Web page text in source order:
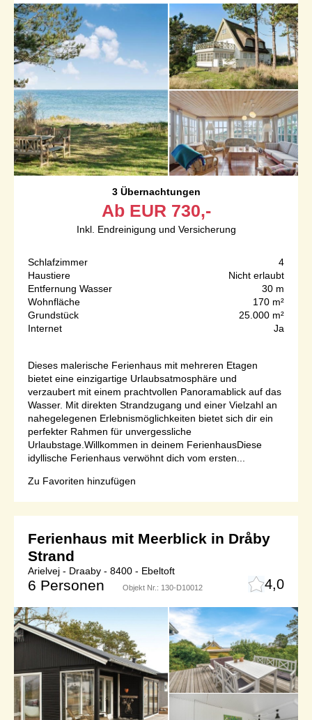
3 Übernachtungen
Ab EUR 730,-
Inkl. Endreinigung und Versicherung
Schlafzimmer
4
Haustiere
Nicht erlaubt
Entfernung Wasser
30 m
Wohnfläche
170 m²
Grundstück
25.000 m²
Internet
Ja
Dieses malerische Ferienhaus mit mehreren Etagen
bietet eine einzigartige Urlaubsatmosphäre und
verzaubert mit einem prachtvollen Panoramablick auf das
Wasser. Mit direkten Strandzugang und einer Vielzahl an
nahegelegenen Erlebnismöglichkeiten bietet sich dir ein
perfekter Rahmen für unvergessliche
Urlaubstage.Willkommen in deinem FerienhausDiese
idyllische Ferienhaus verwöhnt dich vom ersten...
Zu Favoriten hinzufügen
Ferienhaus mit Meerblick in Dråby
Strand
Arielvej - Draaby - 8400 - Ebeltoft
6 Personen Objekt Nr.: 130-D10012 4,0